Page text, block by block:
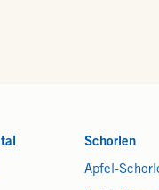
Schorlen
Apfel-